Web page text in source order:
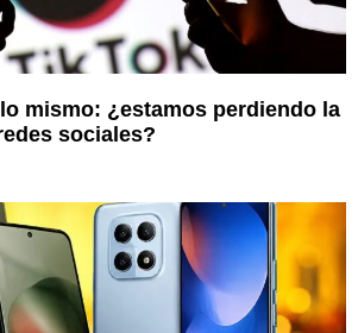
mismo: ¿estamos perdiendo la
sociales?